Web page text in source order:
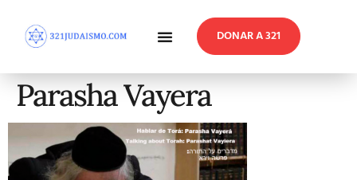
DONAR A 321
Parasha Vayera